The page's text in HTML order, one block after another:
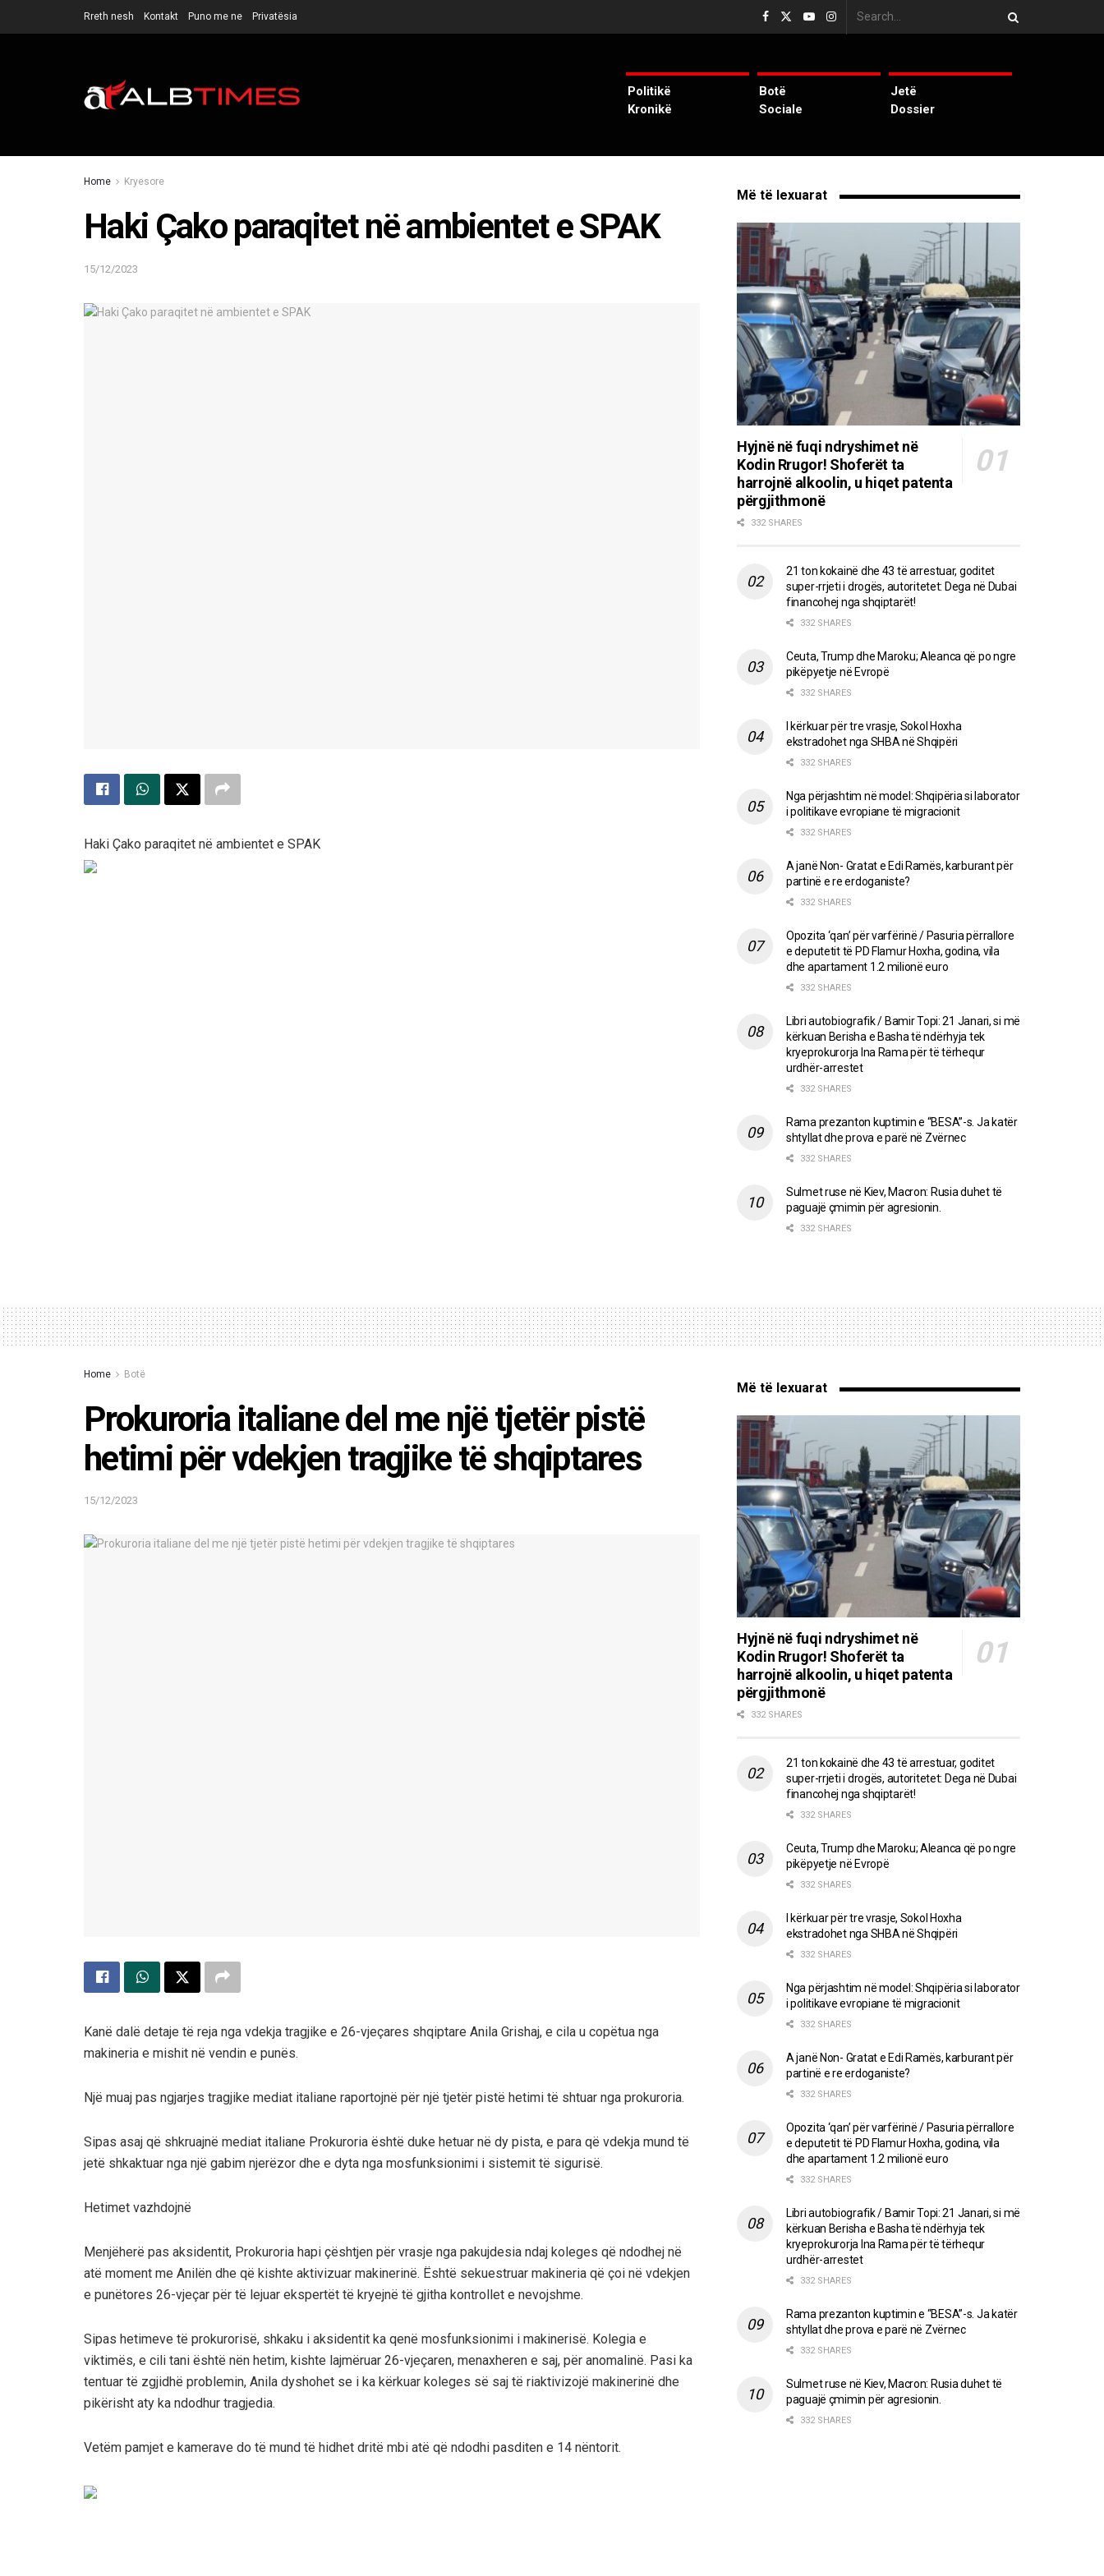
Rreth nesh Kontakt Puno me ne Privatësia
Politikë
Kronikë
Botë
Sociale
Jetë
Dossier
Home Kryesore
Haki Çako paraqitet në ambientet e SPAK
15/12/2023
Haki Çako paraqitet në ambientet e SPAK
Më të lexuarat
Hyjnë në fuqi ndryshimet në
Kodin Rrugor! Shoferët ta
harrojnë alkoolin, u hiqet patenta
përgjithmonë
332 SHARES
21 ton kokainë dhe 43 të arrestuar, goditet
super-rrjeti i drogës, autoritetet: Dega në Dubai
financohej nga shqiptarët!
332 SHARES
Ceuta, Trump dhe Maroku; Aleanca që po ngre
pikëpyetje në Evropë
332 SHARES
I kërkuar për tre vrasje, Sokol Hoxha
ekstradohet nga SHBA në Shqipëri
332 SHARES
Nga përjashtim në model: Shqipëria si laborator
i politikave evropiane të migracionit
332 SHARES
A janë Non- Gratat e Edi Ramës, karburant për
partinë e re erdoganiste?
332 SHARES
Opozita ‘qan’ për varfërinë / Pasuria përrallore
e deputetit të PD Flamur Hoxha, godina, vila
dhe apartament 1.2 milionë euro
332 SHARES
Libri autobiografik / Bamir Topi: 21 Janari, si më
kërkuan Berisha e Basha të ndërhyja tek
kryeprokurorja Ina Rama për të tërhequr
urdhër-arrestet
332 SHARES
Rama prezanton kuptimin e “BESA”-s. Ja katër
shtyllat dhe prova e parë në Zvërnec
332 SHARES
Sulmet ruse në Kiev, Macron: Rusia duhet të
paguajë çmimin për agresionin.
332 SHARES
Home Botë
Prokuroria italiane del me një tjetër pistë
hetimi për vdekjen tragjike të shqiptares
15/12/2023
Kanë dalë detaje të reja nga vdekja tragjike e 26-vjeçares shqiptare Anila Grishaj, e cila u copëtua nga
makineria e mishit në vendin e punës.
Një muaj pas ngjarjes tragjike mediat italiane raportojnë për një tjetër pistë hetimi të shtuar nga prokuroria.
Sipas asaj që shkruajnë mediat italiane Prokuroria është duke hetuar në dy pista, e para që vdekja mund të
jetë shkaktuar nga një gabim njerëzor dhe e dyta nga mosfunksionimi i sistemit të sigurisë.
Hetimet vazhdojnë
Menjëherë pas aksidentit, Prokuroria hapi çështjen për vrasje nga pakujdesia ndaj koleges që ndodhej në
atë moment me Anilën dhe që kishte aktivizuar makinerinë. Është sekuestruar makineria që çoi në vdekjen
e punëtores 26-vjeçar për të lejuar ekspertët të kryejnë të gjitha kontrollet e nevojshme.
Sipas hetimeve të prokurorisë, shkaku i aksidentit ka qenë mosfunksionimi i makinerisë. Kolegia e
viktimës, e cili tani është nën hetim, kishte lajmëruar 26-vjeçaren, menaxheren e saj, për anomalinë. Pasi ka
tentuar të zgjidhë problemin, Anila dyshohet se i ka kërkuar koleges së saj të riaktivizojë makinerinë dhe
pikërisht aty ka ndodhur tragjedia.
Vetëm pamjet e kamerave do të mund të hidhet dritë mbi atë që ndodhi pasditen e 14 nëntorit.
Më të lexuarat
Hyjnë në fuqi ndryshimet në
Kodin Rrugor! Shoferët ta
harrojnë alkoolin, u hiqet patenta
përgjithmonë
332 SHARES
21 ton kokainë dhe 43 të arrestuar, goditet
super-rrjeti i drogës, autoritetet: Dega në Dubai
financohej nga shqiptarët!
332 SHARES
Ceuta, Trump dhe Maroku; Aleanca që po ngre
pikëpyetje në Evropë
332 SHARES
I kërkuar për tre vrasje, Sokol Hoxha
ekstradohet nga SHBA në Shqipëri
332 SHARES
Nga përjashtim në model: Shqipëria si laborator
i politikave evropiane të migracionit
332 SHARES
A janë Non- Gratat e Edi Ramës, karburant për
partinë e re erdoganiste?
332 SHARES
Opozita ‘qan’ për varfërinë / Pasuria përrallore
e deputetit të PD Flamur Hoxha, godina, vila
dhe apartament 1.2 milionë euro
332 SHARES
Libri autobiografik / Bamir Topi: 21 Janari, si më
kërkuan Berisha e Basha të ndërhyja tek
kryeprokurorja Ina Rama për të tërhequr
urdhër-arrestet
332 SHARES
Rama prezanton kuptimin e “BESA”-s. Ja katër
shtyllat dhe prova e parë në Zvërnec
332 SHARES
Sulmet ruse në Kiev, Macron: Rusia duhet të
paguajë çmimin për agresionin.
332 SHARES